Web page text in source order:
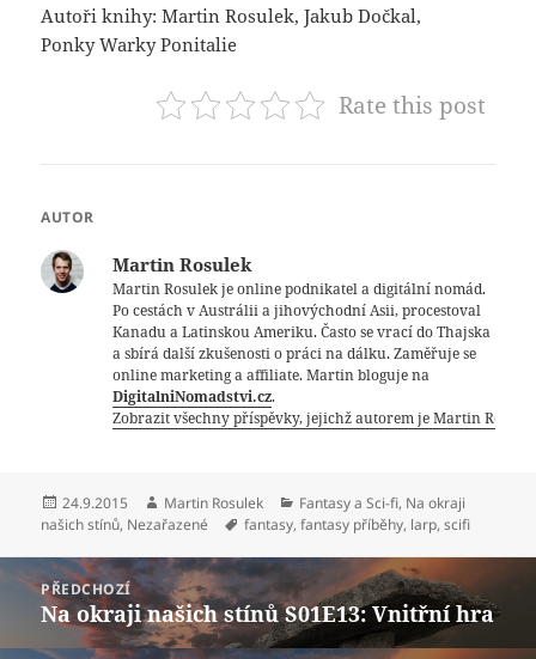
Autoři knihy: Martin Rosulek, Jakub Dočkal,
Ponky Warky Ponitalie
Rate this post
AUTOR
Martin Rosulek
Martin Rosulek je online podnikatel a digitální nomád.
Po cestách v Austrálii a jihovýchodní Asii, procestoval
Kanadu a Latinskou Ameriku. Často se vrací do Thajska
a sbírá další zkušenosti o práci na dálku. Zaměřuje se
online marketing a affiliate. Martin bloguje na
DigitalniNomadstvi.cz.
Zobrazit všechny příspěvky, jejichž autorem je Martin
Publikováno:
24.9.2015 Autor:
Martin Rosulek Rubriky:
Fantasy a Sci-fi, Na okraji
našich stínů, Nezařazené Štítky:
fantasy,fantasy příběhy, larp,scifi
Navigace
příspěvek
PŘEDCHOZÍ
Předchozí
příspěvek:
Na okraji našich stínů S01E13: Vnitřní hra